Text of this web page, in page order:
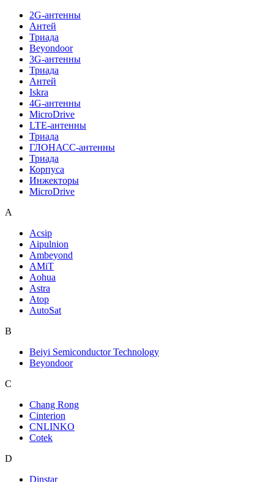
2G-антенны
Антей
Триада
Beyondoor
3G-антенны
Триада
Антей
Iskra
4G-антенны
MicroDrive
LTE-антенны
Триада
ГЛОНАСС-антенны
Триада
Корпуса
Инжекторы
MicroDrive
A
Acsip
Aipulnion
Ambeyond
AMiT
Aohua
Astra
Atop
AutoSat
B
Beiyi Semiconductor Technology
Beyondoor
C
Chang Rong
Cinterion
CNLINKO
Cotek
D
Dinstar